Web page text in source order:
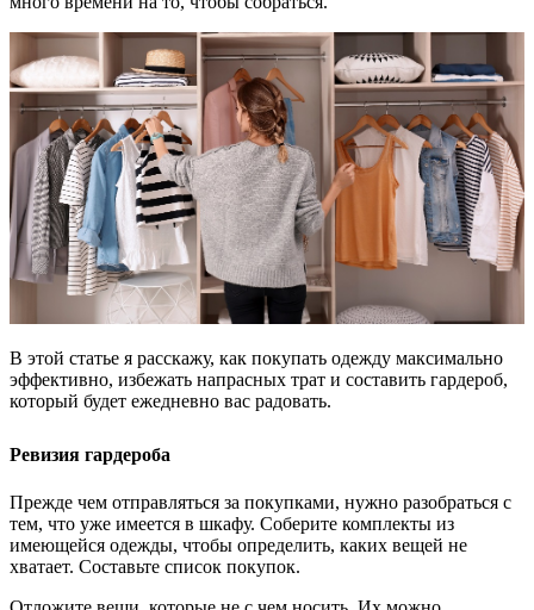
В этой статье я расскажу, как покупать одежду максимально
эффективно, избежать напрасных трат и составить гардероб,
который будет ежедневно вас радовать.
Ревизия гардероба
Прежде чем отправляться за покупками, нужно разобраться с
тем, что уже имеется в шкафу. Соберите комплекты из
имеющейся одежды, чтобы определить, каких вещей не
хватает. Составьте список покупок.